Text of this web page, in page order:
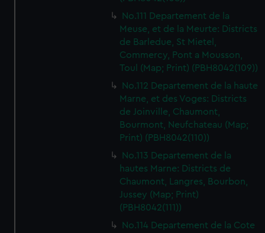
No.111 Departement de la
Meuse, et de la Meurte: Districts
de Barledue, St Mietel,
Commercy, Pont a Mousson,
Toul (Map; Print) (PBH8042(109))
No.112 Departement de la haute
Marne, et des Voges: Districts
de Joinville, Chaumont,
Bourmont, Neufchateau (Map;
Print) (PBH8042(110))
No.113 Departement de la
hautes Marne: Districts de
Chaumont, Langres, Bourbon,
Jussey (Map; Print)
(PBH8042(111))
No.114 Departement de la Cote